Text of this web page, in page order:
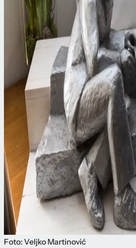
Foto: Veljko Martinović